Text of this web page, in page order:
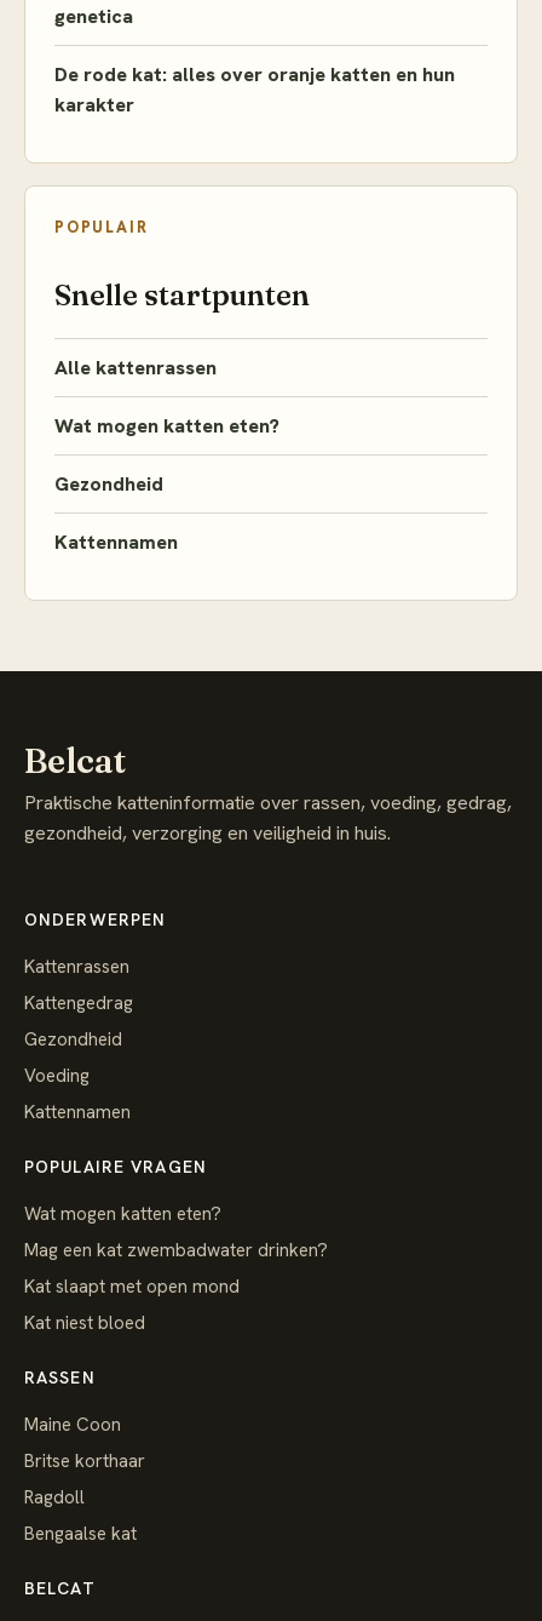
genetica
De rode kat: alles over oranje katten en hun
karakter
POPULAIR
Snelle startpunten
Alle kattenrassen
Wat mogen katten eten?
Gezondheid
Kattennamen
Belcat
Praktische katteninformatie over rassen, voeding, gedrag,
gezondheid, verzorging en veiligheid in huis.
ONDERWERPEN
Kattenrassen
Kattengedrag
Gezondheid
Voeding
Kattennamen
POPULAIRE VRAGEN
Wat mogen katten eten?
Mag een kat zwembadwater drinken?
Kat slaapt met open mond
Kat niest bloed
RASSEN
Maine Coon
Britse korthaar
Ragdoll
Bengaalse kat
BELCAT